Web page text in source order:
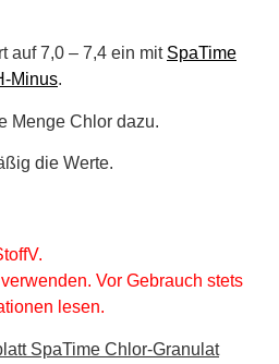
auf 7,0 – 7,4 ein mit SpaTime
Minus.
Menge Chlor dazu.
die Werte.
Vor Gebrauch stets
lesen.
SpaTime Chlor-Granulat